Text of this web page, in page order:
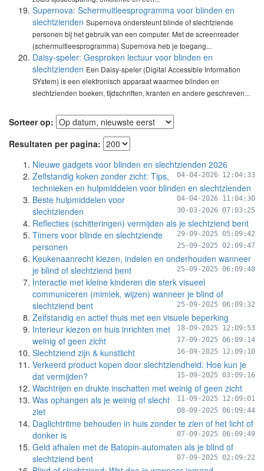
Supernova: Schermuitleesprogramma voor blinden en
slechtzienden Supernova ondersteunt blinde of slechtziende
personen bij het gebruik van een computer. Met de screenreader
(schermuitleesprogramma) Supernova heb je toegang...
Daisy-speler: Gesproken lectuur voor blinden en
slechtzienden Een Daisy-speler (Digital Accessible Information
SYstem) is een elektronisch apparaat waarmee blinden en
slechtzienden boeken, tijdschriften, kranten en andere geschreven...
Sorteer op:
Resultaten per pagina:
Nieuwe gadgets voor blinden en slechtzienden 2026
04-04-2026 12:04:33
Zelfstandig koken zonder zicht: Tips,
technieken en hulpmiddelen voor blinden en slechtzienden
04-04-2026 11:04:30
Beste hulpmiddelen voor
slechtzienden
30-03-2026 07:03:25
Reflecties (schitteringen) vermijden als je slechtziend bent
29-09-2025 05:09:42
Timers voor blinde en slechtziende
personen
25-09-2025 02:09:47
Keukenaanrecht kiezen, indelen en onderhouden wanneer
je blind of slechtziend bent
25-09-2025 06:09:48
Interactie met kleine kinderen die sterk visueel
communiceren (mimiek, wijzen) wanneer je blind of
slechtziend bent
25-09-2025 06:09:32
Zelfstandig en actief thuis met een visuele beperking
18-09-2025 12:09:53
Interieur kiezen en huis inrichten met
weinig of geen zicht
17-09-2025 06:09:14
Slechtziend zijn & kunstlicht 16-09-2025 12:09:10
Verkeerd product kopen door slechtziendheid: Hoe kun je
dat vermijden?
15-09-2025 03:09:16
Wachtrijen en drukte inschatten met weinig of geen zicht
11-09-2025 12:09:01
Was ophangen als je weinig of slecht
ziet
08-09-2025 06:09:44
Daglichtritme behouden in huis zonder te zien of het licht of
donker is
07-09-2025 06:09:49
Geld afhalen met de Batopin-automaten als je blind of
slechtziend bent
07-09-2025 02:09:22